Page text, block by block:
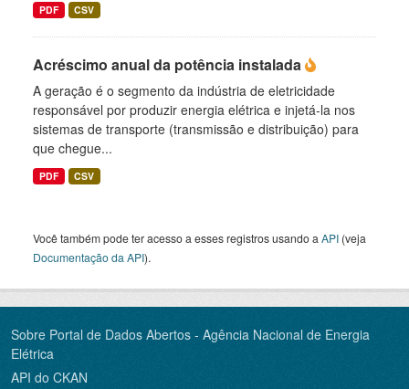
PDF CSV
Acréscimo anual da potência instalada
A geração é o segmento da indústria de eletricidade
responsável por produzir energia elétrica e injetá-la nos
sistemas de transporte (transmissão e distribuição) para
que chegue...
PDF CSV
Você também pode ter acesso a esses registros usando a API (veja
Documentação da API).
Sobre Portal de Dados Abertos - Agência Nacional de Energia
Elétrica
API do CKAN